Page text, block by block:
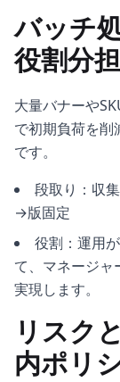
バッチ
役割分
大量バナーや
で初期負荷を削
です。
段取り：収
→版固定
役割：運用
て、マネージャ
実現します。
リスク
内ポリ